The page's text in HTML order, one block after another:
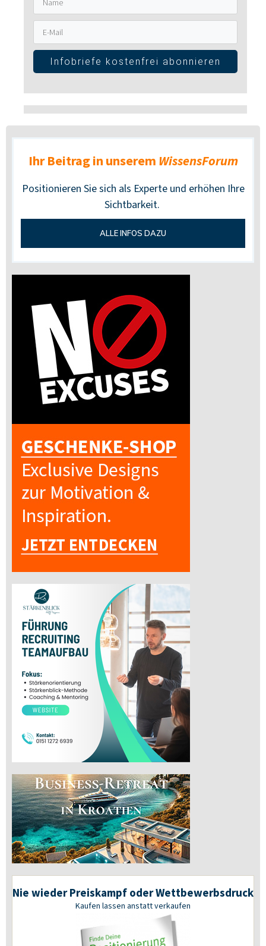
Infobriefe kostenfrei abonnieren
Ihr Beitrag in unserem WissensForum
Positionieren Sie sich als Experte und erhöhen Ihre
Sichtbarkeit.
ALLE INFOS DAZU
Nie wieder Preiskampf oder Wettbewerbsdruck
Kaufen lassen anstatt verkaufen